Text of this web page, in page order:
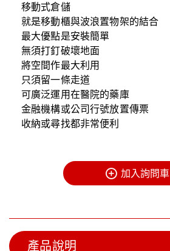
移動式倉儲
就是移動櫃與波浪置物架的結合
最大優點是安裝簡單
無須打釘破壞地面
將空間作最大利用
只須留一條走道
可廣泛運用在醫院的藥庫
金融機構或公司行號放置傳票
收納或尋找都非常便利
加入詢問車
產品說明